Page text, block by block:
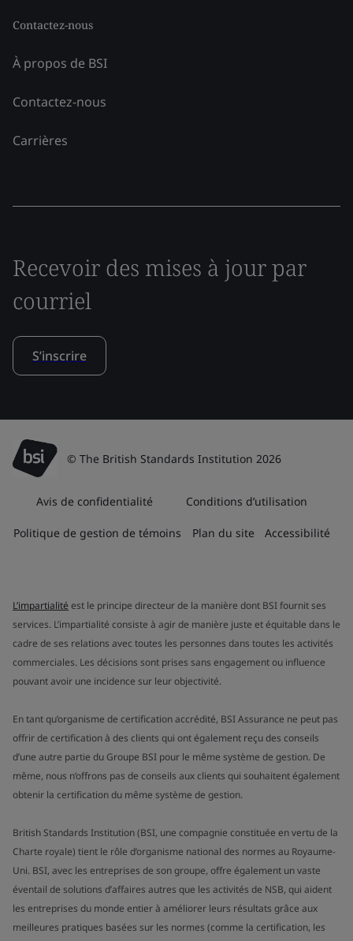
Contactez-nous
À propos de BSI
Contactez-nous
Carrières
Recevoir des mises à jour par
courriel
S’inscrire
© The British Standards Institution 2026
Avis de confidentialité Conditions d’utilisation
Politique de gestion de témoins Plan du site Accessibilité
L’impartialité est le principe directeur de la manière dont BSI fournit ses
services. L’impartialité consiste à agir de manière juste et équitable dans le
cadre de ses relations avec toutes les personnes dans toutes les activités
commerciales. Les décisions sont prises sans engagement ou influence
pouvant avoir une incidence sur leur objectivité.
En tant qu’organisme de certification accrédité, BSI Assurance ne peut pas
offrir de certification à des clients qui ont également reçu des conseils
d’une autre partie du Groupe BSI pour le même système de gestion. De
même, nous n’offrons pas de conseils aux clients qui souhaitent également
obtenir la certification du même système de gestion.
British Standards Institution (BSI, une compagnie constituée en vertu de la
Charte royale) tient le rôle d’organisme national des normes au Royaume-
Uni. BSI, avec les entreprises de son groupe, offre également un vaste
éventail de solutions d’affaires autres que les activités de NSB, qui aident
les entreprises du monde entier à améliorer leurs résultats grâce aux
meilleures pratiques basées sur les normes (comme la certification, les